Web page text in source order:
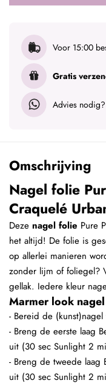
Voor 15:00
Gratis
Advies nodig?
Omschrijving
Nagel folie
Craquelé
Deze nagel folie Pure
het altijd! De folie is
op allerlei manieren
zonder lijm of foliegel?
gellak. Iedere kleur
Marmer look
- Bereid de
- Breng de eerste laag
uit (30 sec Sunlight 2
- Breng de tweede laag
uit (30 sec Sunlight 2